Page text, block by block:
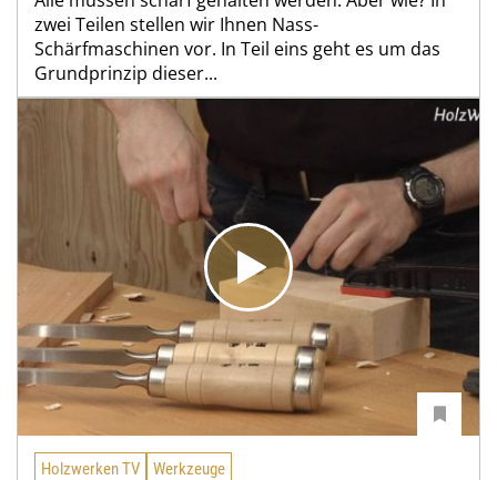
zwei Teilen stellen wir Ihnen Nass-
Schärfmaschinen vor. In Teil eins geht es um das
Grundprinzip dieser...
Holzwerken TV Werkzeuge